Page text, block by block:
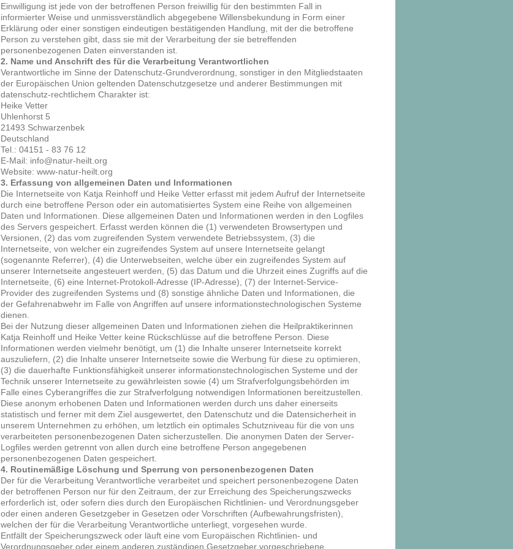
Einwilligung ist jede von der betroffenen Person freiwillig für den bestimmten Fall in
informierter Weise und unmissverständlich abgegebene Willensbekundung in Form einer
Erklärung oder einer sonstigen eindeutigen bestätigenden Handlung, mit der die betroffene
Person zu verstehen gibt, dass sie mit der Verarbeitung der sie betreffenden
personenbezogenen Daten einverstanden ist.
2. Name und Anschrift des für die Verarbeitung Verantwortlichen
Verantwortliche im Sinne der Datenschutz-Grundverordnung, sonstiger in den Mitgliedstaaten
der Europäischen Union geltenden Datenschutzgesetze und anderer Bestimmungen mit
datenschutz-rechtlichem Charakter ist:
Heike Vetter
Uhlenhorst 5
21493 Schwarzenbek
Deutschland
Tel.: 04151 - 83 76 12
E-Mail: info@natur-heilt.org
Website: www-natur-heilt.org
3. Erfassung von allgemeinen Daten und Informationen
Die Internetseite von Katja Reinhoff und Heike Vetter erfasst mit jedem Aufruf der Internetseite
durch eine betroffene Person oder ein automatisiertes System eine Reihe von allgemeinen
Daten und Informationen. Diese allgemeinen Daten und Informationen werden in den Logfiles
des Servers gespeichert. Erfasst werden können die (1) verwendeten Browsertypen und
Versionen, (2) das vom zugreifenden System verwendete Betriebssystem, (3) die
Internetseite, von welcher ein zugreifendes System auf unsere Internetseite gelangt
(sogenannte Referrer), (4) die Unterwebseiten, welche über ein zugreifendes System auf
unserer Internetseite angesteuert werden, (5) das Datum und die Uhrzeit eines Zugriffs auf die
Internetseite, (6) eine Internet-Protokoll-Adresse (IP-Adresse), (7) der Internet-Service-
Provider des zugreifenden Systems und (8) sonstige ähnliche Daten und Informationen, die
der Gefahrenabwehr im Falle von Angriffen auf unsere informationstechnologischen Systeme
dienen.
Bei der Nutzung dieser allgemeinen Daten und Informationen ziehen die Heilpraktikerinnen
Katja Reinhoff und Heike Vetter keine Rückschlüsse auf die betroffene Person. Diese
Informationen werden vielmehr benötigt, um (1) die Inhalte unserer Internetseite korrekt
auszuliefern, (2) die Inhalte unserer Internetseite sowie die Werbung für diese zu optimieren,
(3) die dauerhafte Funktionsfähigkeit unserer informationstechnologischen Systeme und der
Technik unserer Internetseite zu gewährleisten sowie (4) um Strafverfolgungsbehörden im
Falle eines Cyberangriffes die zur Strafverfolgung notwendigen Informationen bereitzustellen.
Diese anonym erhobenen Daten und Informationen werden durch uns daher einerseits
statistisch und ferner mit dem Ziel ausgewertet, den Datenschutz und die Datensicherheit in
unserem Unternehmen zu erhöhen, um letztlich ein optimales Schutzniveau für die von uns
verarbeiteten personenbezogenen Daten sicherzustellen. Die anonymen Daten der Server-
Logfiles werden getrennt von allen durch eine betroffene Person angegebenen
personenbezogenen Daten gespeichert.
4. Routinemäßige Löschung und Sperrung von personenbezogenen Daten
Der für die Verarbeitung Verantwortliche verarbeitet und speichert personenbezogene Daten
der betroffenen Person nur für den Zeitraum, der zur Erreichung des Speicherungszwecks
erforderlich ist, oder sofern dies durch den Europäischen Richtlinien- und Verordnungsgeber
oder einen anderen Gesetzgeber in Gesetzen oder Vorschriften (Aufbewahrungsfristen),
welchen der für die Verarbeitung Verantwortliche unterliegt, vorgesehen wurde.
Entfällt der Speicherungszweck oder läuft eine vom Europäischen Richtlinien- und
Verordnungsgeber oder einem anderen zuständigen Gesetzgeber vorgeschriebene